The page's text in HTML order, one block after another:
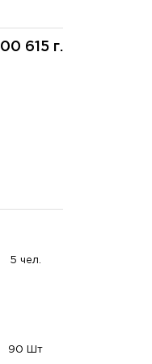
615 г.
5 чел.
90 Шт